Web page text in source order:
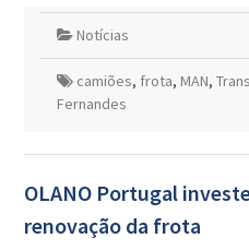
Notícias
camiões, frota, MAN,
Fernandes
OLANO Portugal
renovação da frota